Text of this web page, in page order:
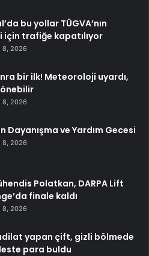
bu yollar TÜGVA’nın
için trafiğe kapatılıyor
8, 2026
bir ilk! Meteoroloji uyardı,
8, 2026
Dayanışma ve Yardım Gecesi
8, 2026
Polatkan, DARPA Lift
finale kaldı
8, 2026
yapan çift, gizli bölmede
para buldu